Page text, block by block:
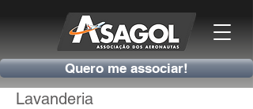
Quero me associar!
Lavanderia